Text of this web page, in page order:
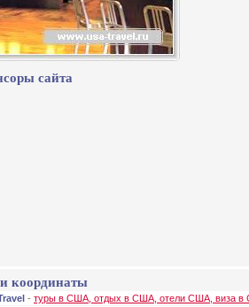
сайта
координаты
- туры в США, отдых в США, отели США, виза